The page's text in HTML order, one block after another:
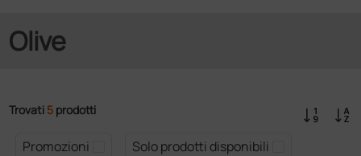
Olive
Trovati 5 prodotti
Promozioni
Solo prodotti disponibili